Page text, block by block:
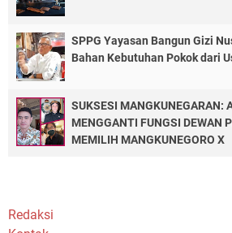
SPPG Yayasan Bangun Gizi
Bahan Kebutuhan Pokok dari
SUKSESI MANGKUNEGARAN:
MENGGANTI FUNGSI DEWAN
MEMILIH MANGKUNEGORO X
Redaksi